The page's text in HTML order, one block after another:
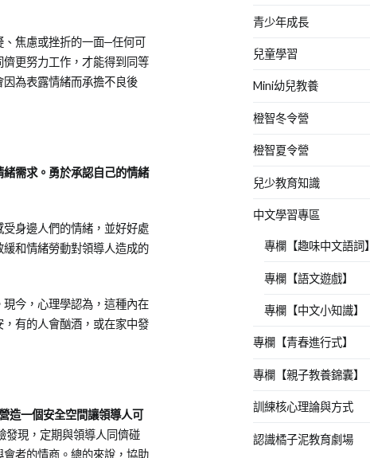
焦慮或挫折的一面─任何可
更努力工作，才能得到同等
為表露情緒而承擔不良後
需求。勇於承認自己的情緒
身邊人們的情緒，並好好處
和情緒勞動對領導人造成的
今，心理學認為，這種內在
有的人會酗酒，或在家中發
造一個安全空間讓領導人可
發現，定期與領導人同儕碰
者的情商。總的來說，協助
青少年成長
兒童學習
Mini幼兒教養
橙智冬令營
橙智夏令營
兒少教育知識
中文學習專區
專欄【趣味中文語詞】
專欄【語文遊戲】
專欄【中文小知識】
專欄【青春進行式】
專欄【親子教養錦囊】
訓練核心理論與方式
認識橘子泥教育劇場